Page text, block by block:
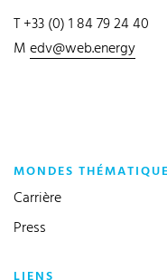
T +33 (0) 1 84 79 24 40
Medv@web.energy
MONDES
Carrière
Press